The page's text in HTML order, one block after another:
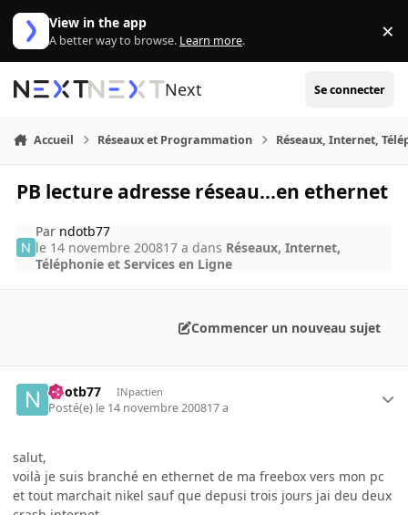
Aller au contenu
View in the app
A better way to browse. Learn more. ×
Next Se connecter
Accueil Réseaux et Programmation Réseaux, Internet,
PB lecture adresse réseau...en ethernet
Par ndotb77
le 14 novembre 200817 a dans Réseaux, Internet,
Téléphonie et Services en Ligne
Commencer un nouveau sujet
ndotb77 INpactien
Posté(e) le 14 novembre 200817 a
salut,
voilà je suis branché en ethernet de ma freebox vers mon pc
et tout marchait nikel sauf que depusi trois jours jai deu deux